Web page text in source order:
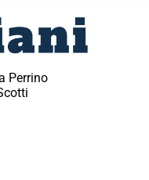
Perrino